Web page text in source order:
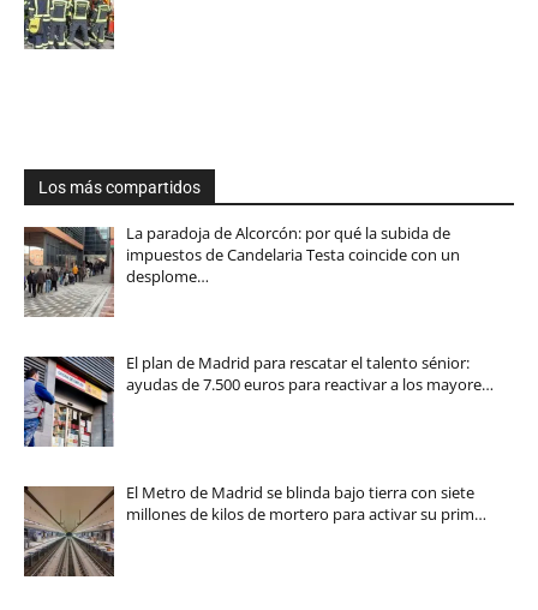
Los más compartidos
La paradoja de Alcorcón: por qué la subida de
impuestos de Candelaria Testa coincide con un
desplome…
El plan de Madrid para rescatar el talento sénior:
ayudas de 7.500 euros para reactivar a los mayore…
El Metro de Madrid se blinda bajo tierra con siete
millones de kilos de mortero para activar su prim…